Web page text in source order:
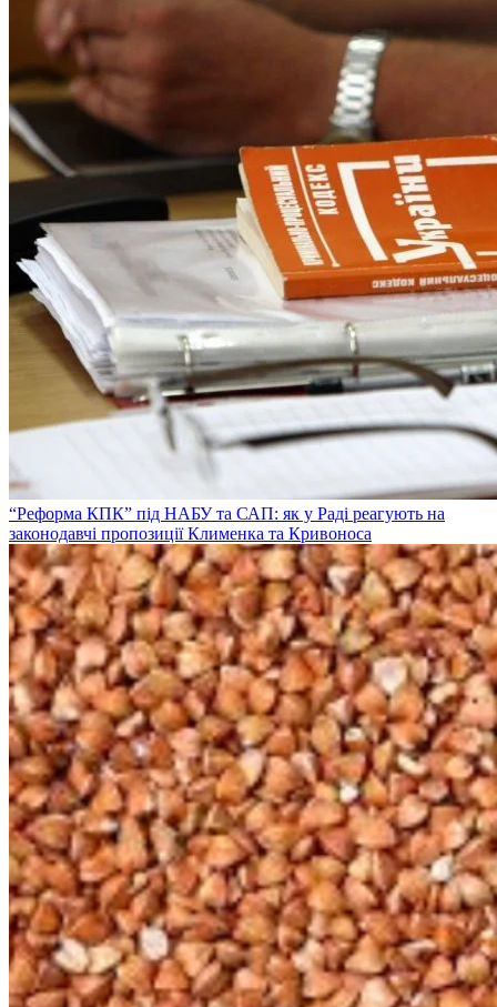
“Реформа КПК” під НАБУ та САП: як у Раді реагують на
законодавчі пропозиції Клименка та Кривоноса